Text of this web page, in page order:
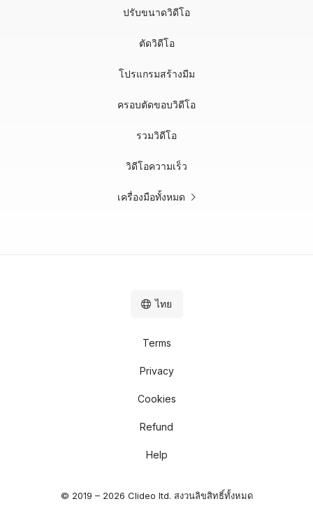
ปรับขนาดวิดีโอ
ตัดวิดีโอ
โปรแกรมสร้างมีม
ครอบตัดขอบวิดีโอ
รวมวิดีโอ
วิดีโอความเร็ว
เครื่องมือทั้งหมด
© 2019 – 2026 Clideo ltd. สงวนลิขสิทธิ์ทั้งหมด
Terms
Privacy
Cookies
Refund
Help
ไทย